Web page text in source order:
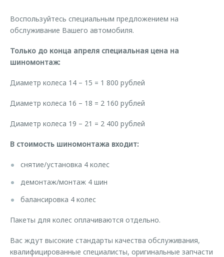
Кредитный калькулятор
Одежда и сувениры
Калькулятор трейд-ин
Клиентская поддержка
Клуб владельцев OMODA
Аксессуары
Оригинальные аксессуары
Запчасти
Обратная связь
Воспользуйтесь специальным предложением на
обслуживание Вашего автомобиля.
Только до конца апреля специальная цена на
шиномонтаж:
Диаметр колеса 14 – 15 = 1 800 рублей
Диаметр колеса 16 – 18 = 2 160 рублей
Диаметр колеса 19 – 21 = 2 400 рублей
В стоимость шиномонтажа входит:
снятие/установка 4 колес
демонтаж/монтаж 4 шин
балансировка 4 колес
Пакеты для колес оплачиваются отдельно.
Вас ждут высокие стандарты качества обслуживания,
квалифицированные специалисты, оригинальные запчасти